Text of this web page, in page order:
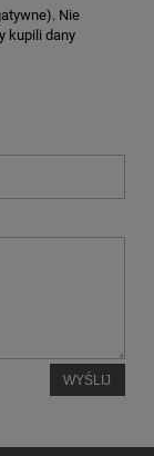
Nie
kupili dany
WYŚLIJ